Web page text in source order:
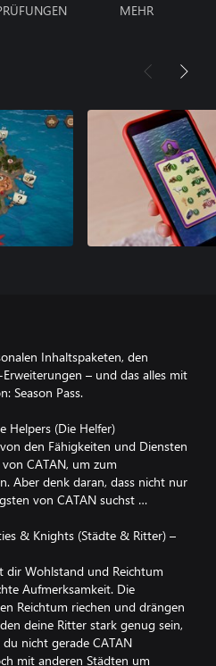
MEHR
Inhaltspaketen, den
– und das alles mit
Season Pass.
Helpers (Die Helfer)
den Fähigkeiten und Diensten
CATAN, um zum
Aber denk daran, dass nicht nur
von CATAN suchst …
& Knights (Städte & Ritter) –
dir Wohlstand und Reichtum
Aufmerksamkeit. Die
Reichtum riechen und drängen
deine Ritter stark genug sein,
nicht gerade CATAN
mit anderen Städten um